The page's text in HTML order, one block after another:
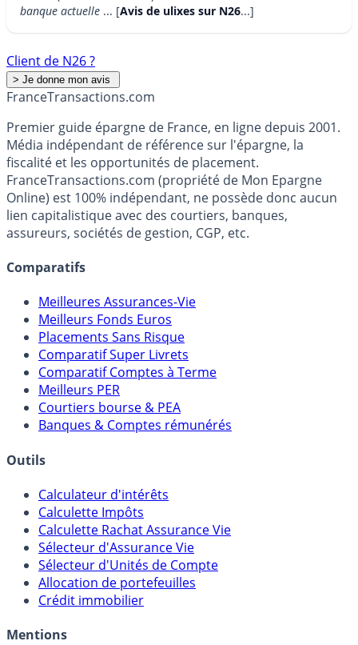
banque actuelle ... [Avis de ulixes sur N26...]
Client de N26 ?
FranceTransactions.com
Premier guide épargne de France, en ligne depuis 2001.
Média indépendant de référence sur l'épargne, la
fiscalité et les opportunités de placement.
FranceTransactions.com (propriété de Mon Epargne
Online) est 100% indépendant, ne possède donc aucun
lien capitalistique avec des courtiers, banques,
assureurs, sociétés de gestion, CGP, etc.
Comparatifs
Meilleures Assurances-Vie
Meilleurs Fonds Euros
Placements Sans Risque
Comparatif Super Livrets
Comparatif Comptes à Terme
Meilleurs PER
Courtiers bourse & PEA
Banques & Comptes rémunérés
Outils
Calculateur d'intérêts
Calculette Impôts
Calculette Rachat Assurance Vie
Sélecteur d'Assurance Vie
Sélecteur d'Unités de Compte
Allocation de portefeuilles
Crédit immobilier
Mentions